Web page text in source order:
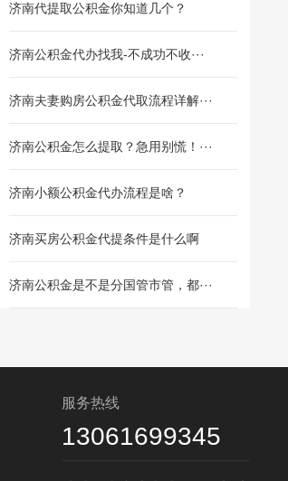
济南代提取公积金你知道几个？
济南公积金代办找我-不成功不收···
济南夫妻购房公积金代取流程详解···
济南公积金怎么提取？急用别慌！···
济南小额公积金代办流程是啥？
济南买房公积金代提条件是什么啊
济南公积金是不是分国管市管，都···
服务热线
13061699345